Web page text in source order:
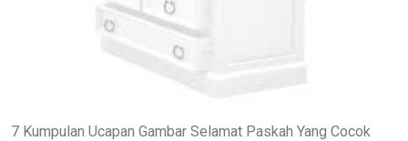
7 Kumpulan Ucapan Gambar Selamat Paskah Yang Cocok